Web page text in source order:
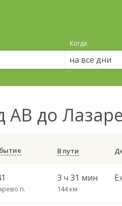
Когда
на все дни
АВ до
В пути
п.
3 ч 31 мин
144 км